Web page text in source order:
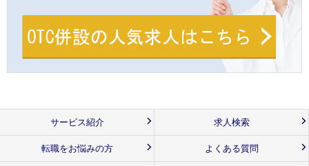
サービス紹介 求人検索
転職をお悩みの方 よくある質問